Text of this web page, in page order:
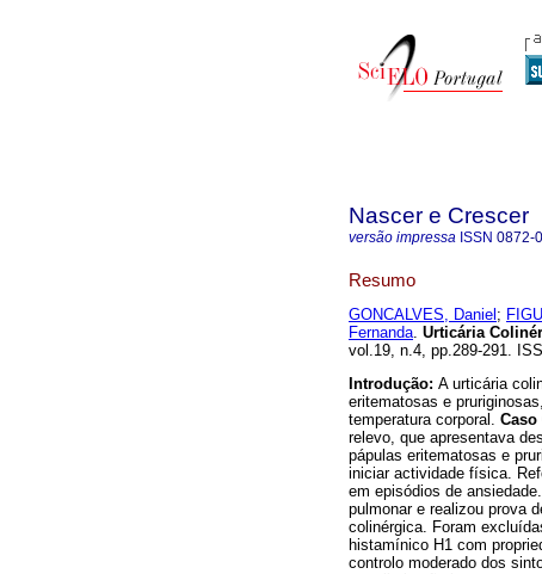
Nascer e Crescer
versão impressa ISSN 0872-
Resumo
GONCALVES, Daniel ;
Fernanda. Urticária
vol.19, n.4, pp.289-291.
Introdução: A urticária
eritematosas e
temperatura corporal.
relevo, que apresentava
pápulas eritematosas e
iniciar actividade física.
em episódios de
pulmonar e realizou prova
colinérgica. Foram
histamínico H1 com
controlo moderado dos